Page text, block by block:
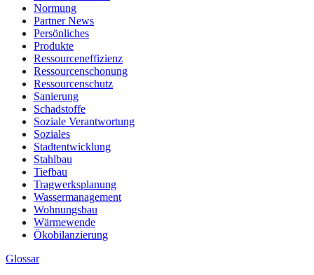
Normung
Partner News
Persönliches
Produkte
Ressourceneffizienz
Ressourcenschonung
Ressourcenschutz
Sanierung
Schadstoffe
Soziale Verantwortung
Soziales
Stadtentwicklung
Stahlbau
Tiefbau
Tragwerksplanung
Wassermanagement
Wohnungsbau
Wärmewende
Ökobilanzierung
Glossar